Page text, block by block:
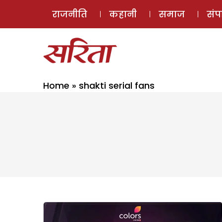
राजनीति कहानी समाज
Home » shakti serial fans